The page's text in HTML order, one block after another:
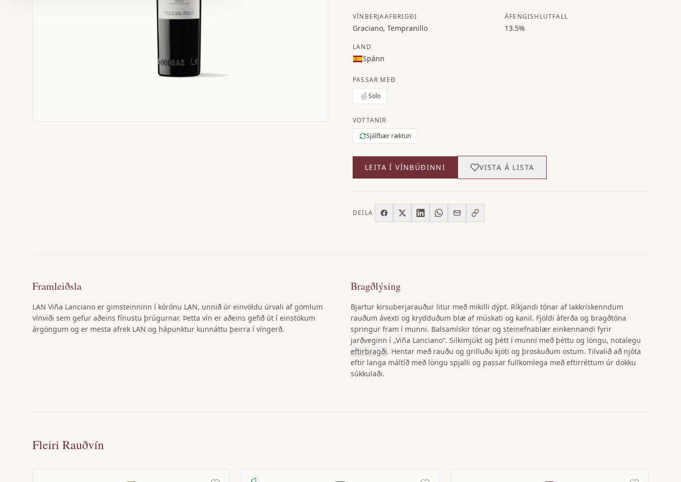
VÍNBERJAAFBRIGÐI
Graciano, Tempranillo
ÁFENGISHLUTFALL
13.5%
LAND
Spánn
PASSAR MEÐ
Solo
VOTTANIR
Sjálfbær ræktun
LEITA Í VÍNBÚÐINNI VISTA Á LISTA
DEILA
Framleiðsla
LAN Viña Lanciano er gimsteinninn í kórónu LAN, unnið úr einvöldu úrvali af gömlum
vínviði sem gefur aðeins fínustu þrúgurnar. Þetta vín er aðeins gefið út í einstökum
árgöngum og er mesta afrek LAN og hápunktur kunnáttu þeirra í víngerð.
Bragðlýsing
Bjartur kirsuberjarauður litur með mikilli dýpt. Ríkjandi tónar af lakkrískenndum
rauðum ávexti og krydduðum blæ af múskati og kanil. Fjöldi áferða og bragðtóna
springur fram í munni. Balsamískir tónar og steinefnablær einkennandi fyrir
jarðveginn í „Viña Lanciano“. Silkimjúkt og þétt í munni með þéttu og löngu, notalegu
eftirbragði. Hentar með rauðu og grilluðu kjöti og þroskuðum ostum. Tilvalið að njóta
eftir langa máltíð með löngu spjalli og passar fullkomlega með eftirréttum úr dökku
súkkulaði.
Fleiri Rauðvín